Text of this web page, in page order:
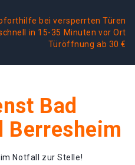
bei versperrten Türen
in 15-35 Minuten vor Ort
Türöffnung ab 30 €
Bad
Berresheim
Notfall zur Stelle!